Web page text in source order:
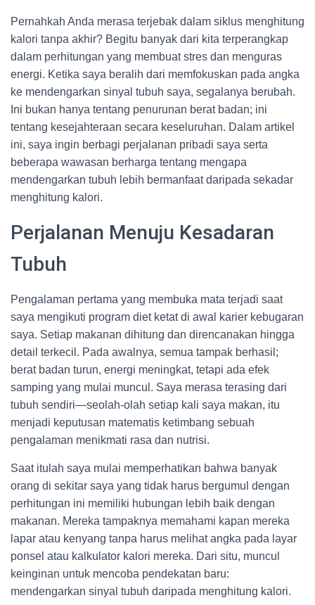
Pernahkah Anda merasa terjebak dalam siklus menghitung
kalori tanpa akhir? Begitu banyak dari kita terperangkap
dalam perhitungan yang membuat stres dan menguras
energi. Ketika saya beralih dari memfokuskan pada angka
ke mendengarkan sinyal tubuh saya, segalanya berubah.
Ini bukan hanya tentang penurunan berat badan; ini
tentang kesejahteraan secara keseluruhan. Dalam artikel
ini, saya ingin berbagi perjalanan pribadi saya serta
beberapa wawasan berharga tentang mengapa
mendengarkan tubuh lebih bermanfaat daripada sekadar
menghitung kalori.
Perjalanan Menuju Kesadaran
Tubuh
Pengalaman pertama yang membuka mata terjadi saat
saya mengikuti program diet ketat di awal karier kebugaran
saya. Setiap makanan dihitung dan direncanakan hingga
detail terkecil. Pada awalnya, semua tampak berhasil;
berat badan turun, energi meningkat, tetapi ada efek
samping yang mulai muncul. Saya merasa terasing dari
tubuh sendiri—seolah-olah setiap kali saya makan, itu
menjadi keputusan matematis ketimbang sebuah
pengalaman menikmati rasa dan nutrisi.
Saat itulah saya mulai memperhatikan bahwa banyak
orang di sekitar saya yang tidak harus bergumul dengan
perhitungan ini memiliki hubungan lebih baik dengan
makanan. Mereka tampaknya memahami kapan mereka
lapar atau kenyang tanpa harus melihat angka pada layar
ponsel atau kalkulator kalori mereka. Dari situ, muncul
keinginan untuk mencoba pendekatan baru:
mendengarkan sinyal tubuh daripada menghitung kalori.